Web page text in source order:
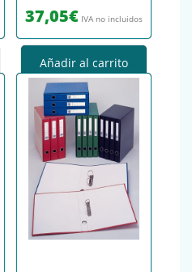
37,05€ IVA no incluidos
Añadir al carrito